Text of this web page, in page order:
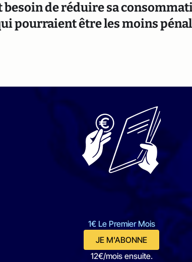
besoin de réduire sa
pourraient être les moins
1€ Le Premier Mois
JE M'ABONNE
12€/mois ensuite.